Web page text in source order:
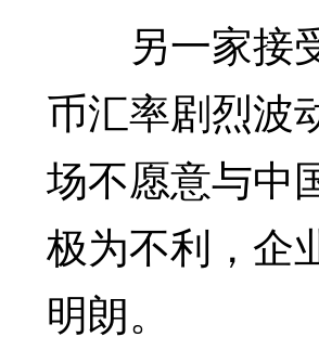
另一家接受
币汇率剧烈波
场不愿意与中
极为不利，企
明朗。